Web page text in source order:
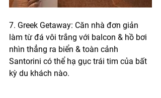
7. Greek Getaway: Căn nhà đơn giản
làm từ đá vôi trắng với balcon & hồ bơi
nhìn thẳng ra biển & toàn cảnh
Santorini có thể hạ gục trái tim của bất
kỳ du khách nào.